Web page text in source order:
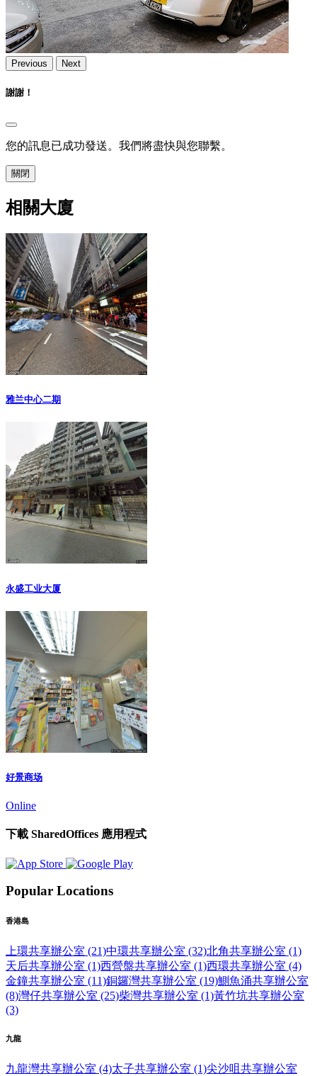
Previous Next
謝謝！
您的訊息已成功發送。我們將盡快與您聯繫。
關閉
相關大廈
雅兰中心二期
永盛工业大厦
好景商场
Online
下載 SharedOffices 應用程式
Popular Locations
香港島
上環共享辦公室 (21)中環共享辦公室 (32)北角共享辦公室 (1)
天后共享辦公室 (1)西營盤共享辦公室 (1)西環共享辦公室 (4)
金鐘共享辦公室 (11)銅鑼灣共享辦公室 (19)鰂魚涌共享辦公室
(8)灣仔共享辦公室 (25)柴灣共享辦公室 (1)黃竹坑共享辦公室
(3)
九龍
九龍灣共享辦公室 (4)太子共享辦公室 (1)尖沙咀共享辦公室